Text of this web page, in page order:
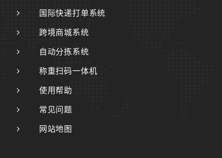
国际快递打单系统
跨境商城系统
自动分拣系统
称重扫码一体机
使用帮助
常见问题
网站地图